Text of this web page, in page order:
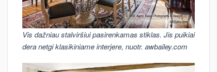
Vis dažniau stalviršiui pasirenkamas stiklas. Jis puikiai
dera netgi klasikiniame interjere, nuotr. awbailey.com